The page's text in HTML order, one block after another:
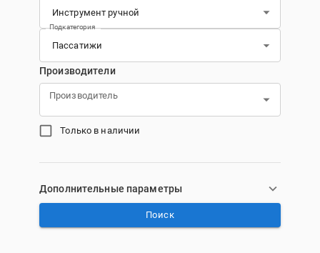
Подкатегория
Производители
Производитель
Только в наличии
Дополнительные параметры
Поиск